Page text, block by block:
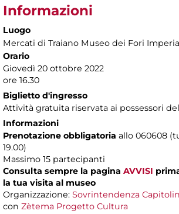
Informazioni
Luogo
Mercati di Traiano Museo dei Fori
Orario
Giovedì 20 ottobre 2022
ore 16.30
Biglietto d'ingresso
Attività gratuita riservata ai possessori
Informazioni
Prenotazione obbligatoria allo 060608
19.00)
Massimo 15 partecipanti
Consulta sempre la pagina AVVISI
la tua visita al museo
Organizzazione: Sovrintendenza
con Zètema Progetto Cultura